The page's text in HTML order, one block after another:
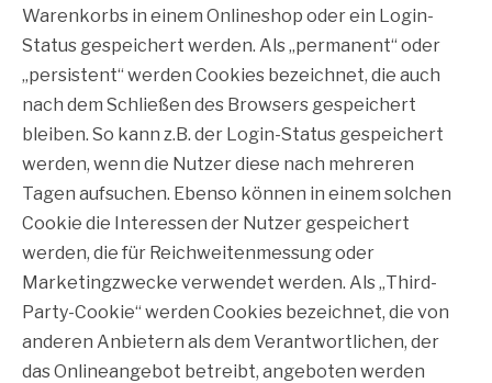
Warenkorbs in einem Onlineshop oder ein Login-
Status gespeichert werden. Als „permanent“ oder
„persistent“ werden Cookies bezeichnet, die auch
nach dem Schließen des Browsers gespeichert
bleiben. So kann z.B. der Login-Status gespeichert
werden, wenn die Nutzer diese nach mehreren
Tagen aufsuchen. Ebenso können in einem solchen
Cookie die Interessen der Nutzer gespeichert
werden, die für Reichweitenmessung oder
Marketingzwecke verwendet werden. Als „Third-
Party-Cookie“ werden Cookies bezeichnet, die von
anderen Anbietern als dem Verantwortlichen, der
das Onlineangebot betreibt, angeboten werden